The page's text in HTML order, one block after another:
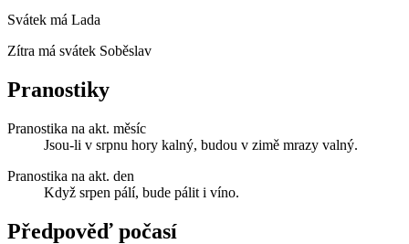
Svátek má Lada
Zítra má svátek Soběslav
Pranostiky
Pranostika na akt. měsíc
Jsou-li v srpnu hory kalný, budou v zimě mrazy valný.
Pranostika na akt. den
Když srpen pálí, bude pálit i víno.
Předpověď počasí